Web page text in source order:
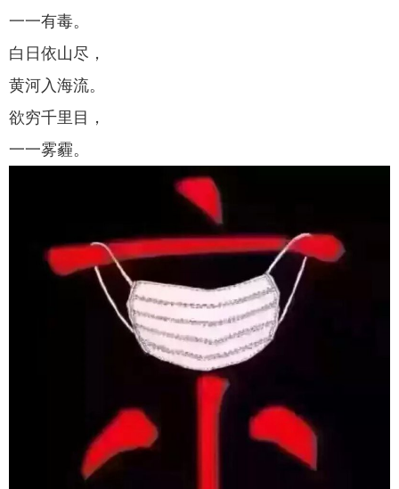
一一有毒。
白日依山尽，
黄河入海流。
欲穷千里目，
一一雾霾。